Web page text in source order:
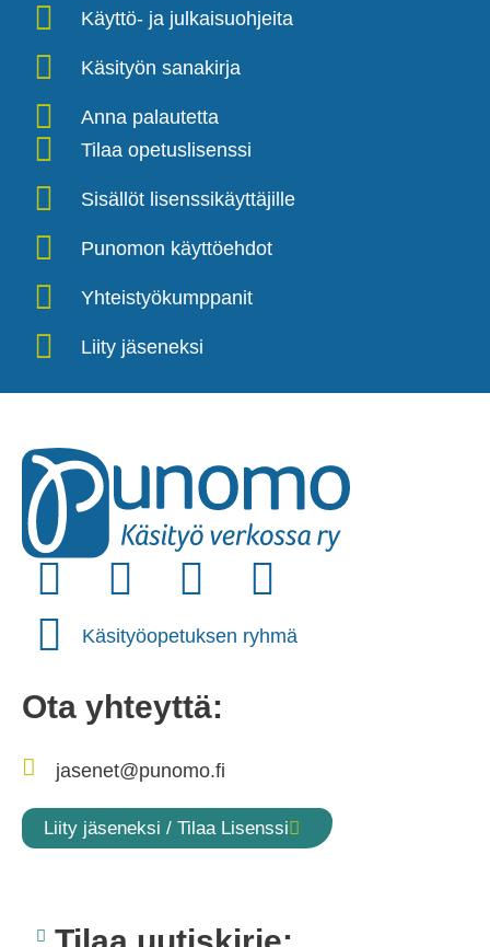
Käyttö- ja julkaisuohjeita
Käsityön sanakirja
Anna palautetta
Tilaa opetuslisenssi
Sisällöt lisenssikäyttäjille
Punomon käyttöehdot
Yhteistyökumppanit
Liity jäseneksi
Käsityöopetuksen ryhmä
Ota yhteyttä:
jasenet@punomo.fi
Liity jäseneksi / Tilaa Lisenssi